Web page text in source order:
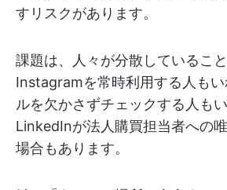
すリスクがあります。
課題は、人々が分散していること
Instagramを常時利用する人も
ルを欠かさずチェックする人もい
LinkedInが法人購買担当者への
場合もあります。